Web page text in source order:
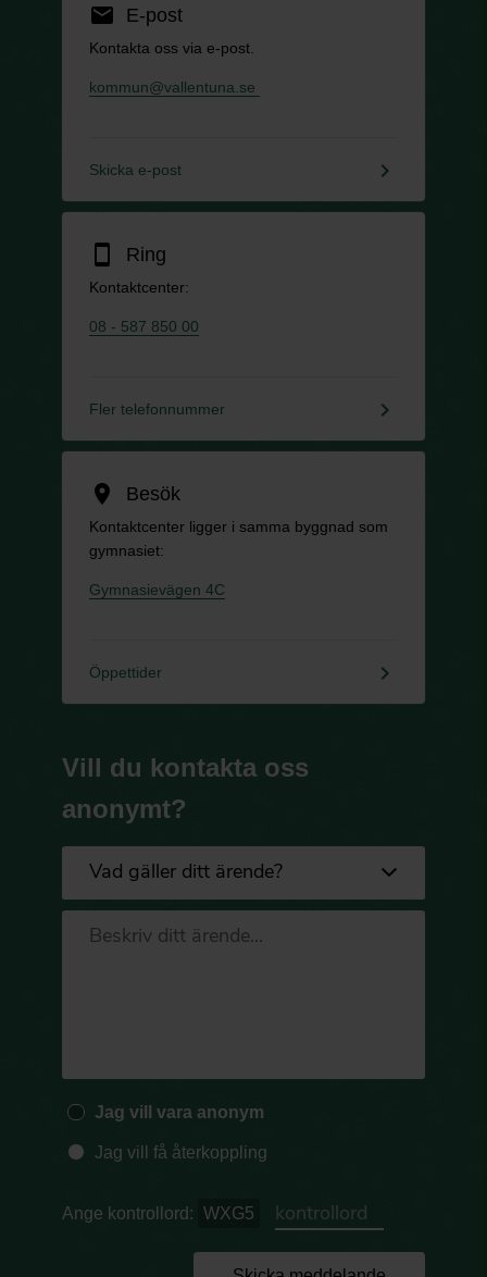
email E-post
Kontakta oss via e-post.
kommun@vallentuna.se
Skicka e-post keyboard_arrow_right
smartphone Ring
Kontaktcenter:
08 - 587 850 00
Fler telefonnummer keyboard_arrow_right
location_on Besök
Kontaktcenter ligger i samma byggnad som
gymnasiet:
Gymnasievägen 4C
Öppettider keyboard_arrow_right
Vill du kontakta oss
anonymt?
Jag vill vara anonym
Jag vill få återkoppling
Ange kontrollord: WXG5